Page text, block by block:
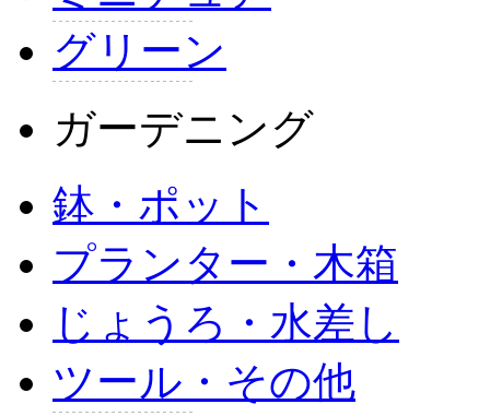
グリーン
ガーデニング
鉢・ポット
プランター・木箱
じょうろ・水差し
ツール・その他